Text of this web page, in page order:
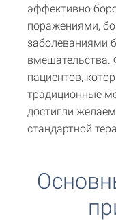
эффективно
поражениями,
заболеваниями
вмешательства.
пациентов,
традиционные
достигли
стандартной